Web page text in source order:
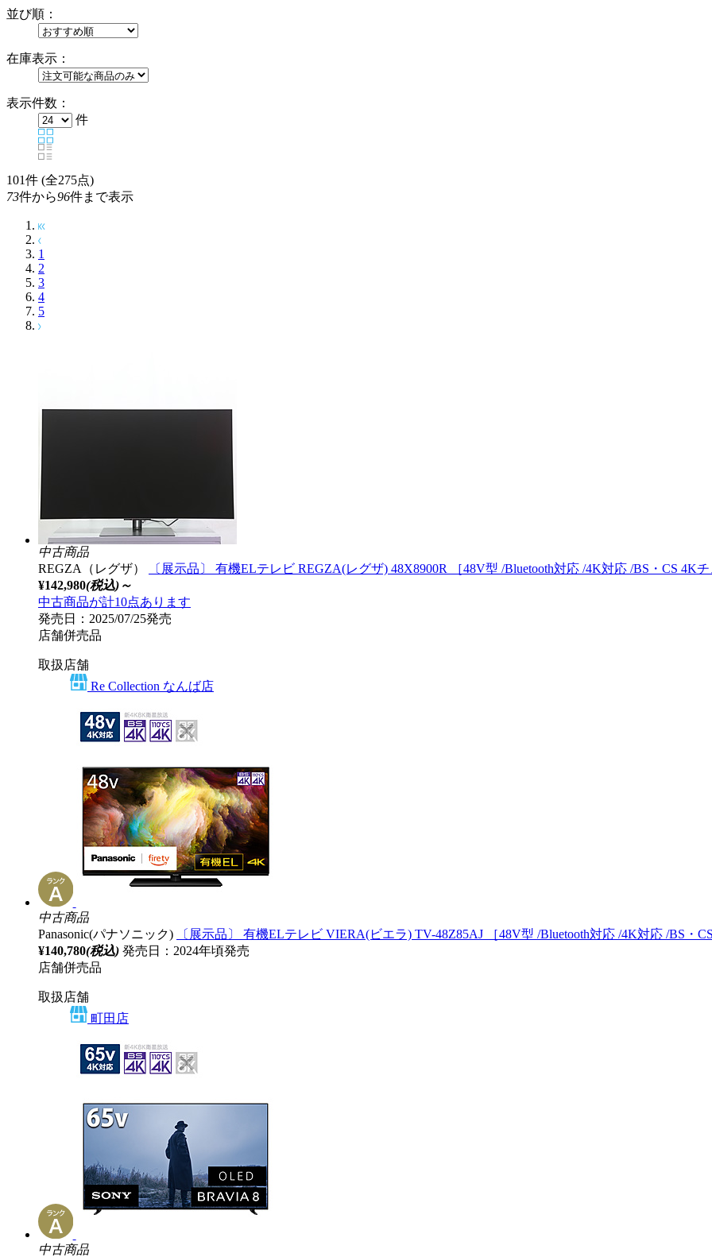
並び順：
在庫表示：
表示件数：
件
101件 (全275点)
73件から96件まで表示
1
2
3
4
5
中古商品
REGZA（レグザ）
〔展示品〕 有機ELテレビ REGZA(レグザ) 48X8900R ［48V型 /Bluetooth対応 /4K対応 /BS・CS 4Kチ
¥142,980(税込)～
中古商品が計10点あります
発売日：2025/07/25発売
店舗併売品
取扱店舗
Re Collection なんば店
中古商品
Panasonic(パナソニック)
〔展示品〕 有機ELテレビ VIERA(ビエラ) TV-48Z85AJ ［48V型 /Bluetooth対応 /4K対応 /BS・
¥140,780(税込) 発売日：2024年頃発売
店舗併売品
取扱店舗
町田店
中古商品